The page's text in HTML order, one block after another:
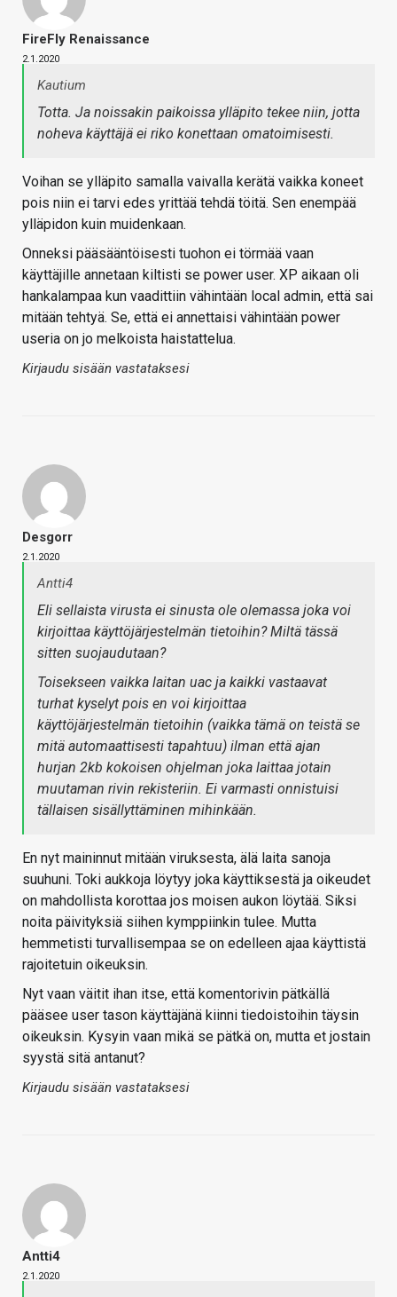
FireFly Renaissance
2.1.2020
Kautium
Totta. Ja noissakin paikoissa ylläpito tekee niin, jotta
noheva käyttäjä ei riko konettaan omatoimisesti.
Voihan se ylläpito samalla vaivalla kerätä vaikka koneet
pois niin ei tarvi edes yrittää tehdä töitä. Sen enempää
ylläpidon kuin muidenkaan.
Onneksi pääsääntöisesti tuohon ei törmää vaan
käyttäjille annetaan kiltisti se power user. XP aikaan oli
hankalampaa kun vaadittiin vähintään local admin, että sai
mitään tehtyä. Se, että ei annettaisi vähintään power
useria on jo melkoista haistattelua.
Kirjaudu sisään vastataksesi
Desgorr
2.1.2020
Antti4
Eli sellaista virusta ei sinusta ole olemassa joka voi
kirjoittaa käyttöjärjestelmän tietoihin? Miltä tässä
sitten suojaudutaan?
Toisekseen vaikka laitan uac ja kaikki vastaavat
turhat kyselyt pois en voi kirjoittaa
käyttöjärjestelmän tietoihin (vaikka tämä on teistä se
mitä automaattisesti tapahtuu) ilman että ajan
hurjan 2kb kokoisen ohjelman joka laittaa jotain
muutaman rivin rekisteriin. Ei varmasti onnistuisi
tällaisen sisällyttäminen mihinkään.
En nyt maininnut mitään viruksesta, älä laita sanoja
suuhuni. Toki aukkoja löytyy joka käyttiksestä ja oikeudet
on mahdollista korottaa jos moisen aukon löytää. Siksi
noita päivityksiä siihen kymppiinkin tulee. Mutta
hemmetisti turvallisempaa se on edelleen ajaa käyttistä
rajoitetuin oikeuksin.
Nyt vaan väitit ihan itse, että komentorivin pätkällä
pääsee user tason käyttäjänä kiinni tiedoistoihin täysin
oikeuksin. Kysyin vaan mikä se pätkä on, mutta et jostain
syystä sitä antanut?
Kirjaudu sisään vastataksesi
Antti4
2.1.2020